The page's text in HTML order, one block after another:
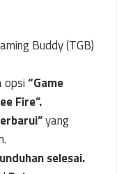
Buddy (TGB)
opsi“Game
Fire”.
yang
selesai.